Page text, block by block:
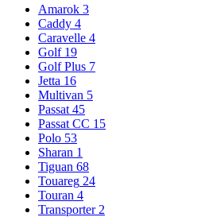
Amarok 3
Caddy 4
Caravelle 4
Golf 19
Golf Plus 7
Jetta 16
Multivan 5
Passat 45
Passat CC 15
Polo 53
Sharan 1
Tiguan 68
Touareg 24
Touran 4
Transporter 2